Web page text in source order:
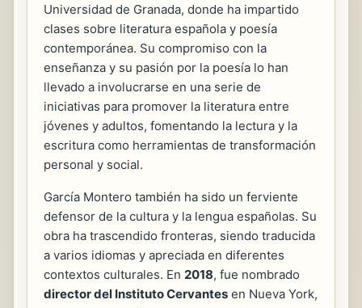
Universidad de Granada, donde ha impartido
clases sobre literatura española y poesía
contemporánea. Su compromiso con la
enseñanza y su pasión por la poesía lo han
llevado a involucrarse en una serie de
iniciativas para promover la literatura entre
jóvenes y adultos, fomentando la lectura y la
escritura como herramientas de transformación
personal y social.
García Montero también ha sido un ferviente
defensor de la cultura y la lengua españolas. Su
obra ha trascendido fronteras, siendo traducida
a varios idiomas y apreciada en diferentes
contextos culturales. En 2018, fue nombrado
director del Instituto Cervantes en Nueva York,